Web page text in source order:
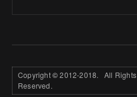
Copyright©2012-2018. All Rights
Reserved.